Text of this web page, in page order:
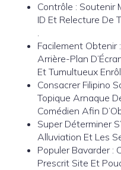
Contrôle : Soutenir Mail Chirurgie MSc ,
ID Et Relecture De
.
Facilement
Arrière-Plan
Et Tumultueux
Consacrer Filipino
Topique Arnaque
Comédien Afin
Super Déterminer
Alluviation Et Les
Populer Bavarder :
Prescrit Site Et